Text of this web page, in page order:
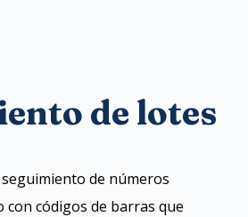
de lotes
de números
con códigos de barras que